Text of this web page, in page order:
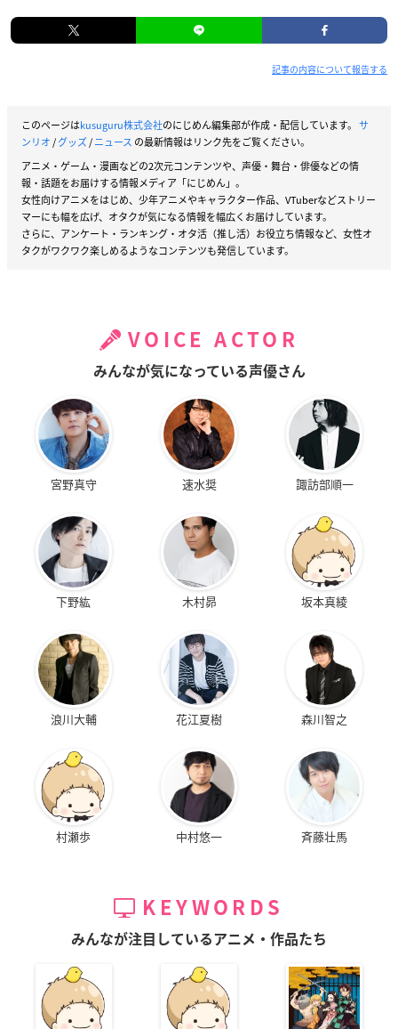
記事の内容について報告する
このページはkusuguru株式会社のにじめん編集部が作成・配信しています。 サ
ンリオ/グッズ/ニュース の最新情報はリンク先をご覧ください。
アニメ・ゲーム・漫画などの2次元コンテンツや、声優・舞台・俳優などの情
報・話題をお届けする情報メディア「にじめん」。
女性向けアニメをはじめ、少年アニメやキャラクター作品、VTuberなどストリー
マーにも幅を広げ、オタクが気になる情報を幅広くお届けしています。
さらに、アンケート・ランキング・オタ活（推し活）お役立ち情報など、女性オ
タクがワクワク楽しめるようなコンテンツも発信しています。
VOICE ACTOR
みんなが気になっている声優さん
宮野真守 速水奨 諏訪部順一
下野紘 木村昴 坂本真綾
浪川大輔 花江夏樹 森川智之
村瀬歩 中村悠一 斉藤壮馬
KEYWORDS
みんなが注目しているアニメ・作品たち